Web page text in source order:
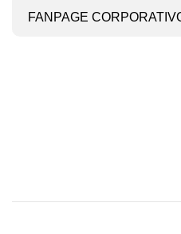
FANPAGE